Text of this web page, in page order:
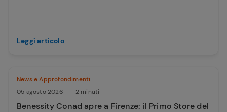
Leggi articolo
News e Approfondimenti
05 agosto 2026
2 minuti
Benessity Conad apre a Firenze: il Primo Store del